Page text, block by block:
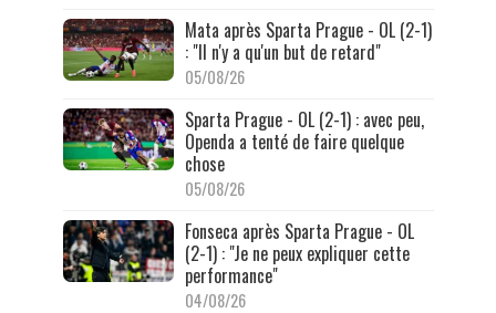
Mata après Sparta Prague - OL (2-1)
: "Il n'y a qu'un but de retard"
05/08/26
Sparta Prague - OL (2-1) : avec peu,
Openda a tenté de faire quelque
chose
05/08/26
Fonseca après Sparta Prague - OL
(2-1) : "Je ne peux expliquer cette
performance"
04/08/26